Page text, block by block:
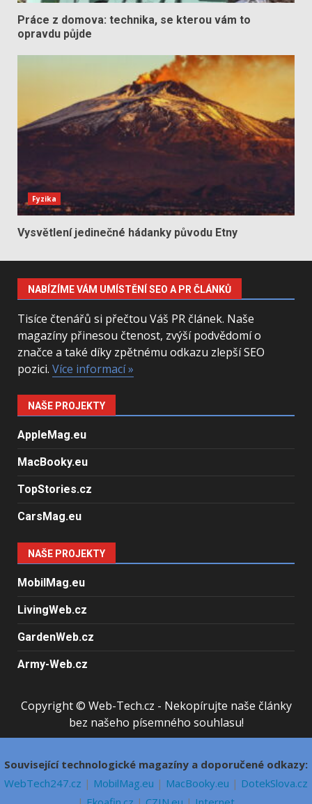
Práce z domova: technika, se kterou vám to
opravdu půjde
Fyzika
Vysvětlení jedinečné hádanky původu Etny
NABÍZÍME VÁM UMÍSTĚNÍ SEO A PR ČLÁNKŮ
Tisíce čtenářů si přečtou Váš PR článek. Naše
magazíny přinesou čtenost, zvýší podvědomí o
značce a také díky zpětnému odkazu zlepší SEO
pozici. Více informací »
NAŠE PROJEKTY
AppleMag.eu
MacBooky.eu
TopStories.cz
CarsMag.eu
NAŠE PROJEKTY
MobilMag.eu
LivingWeb.cz
GardenWeb.cz
Army-Web.cz
Copyright © Web-Tech.cz - Nekopírujte naše články
bez našeho písemného souhlasu!
Související technologické magazíny a doporučené odkazy:
WebTech247.cz | MobilMag.eu | MacBooky.eu | DotekSlova.cz